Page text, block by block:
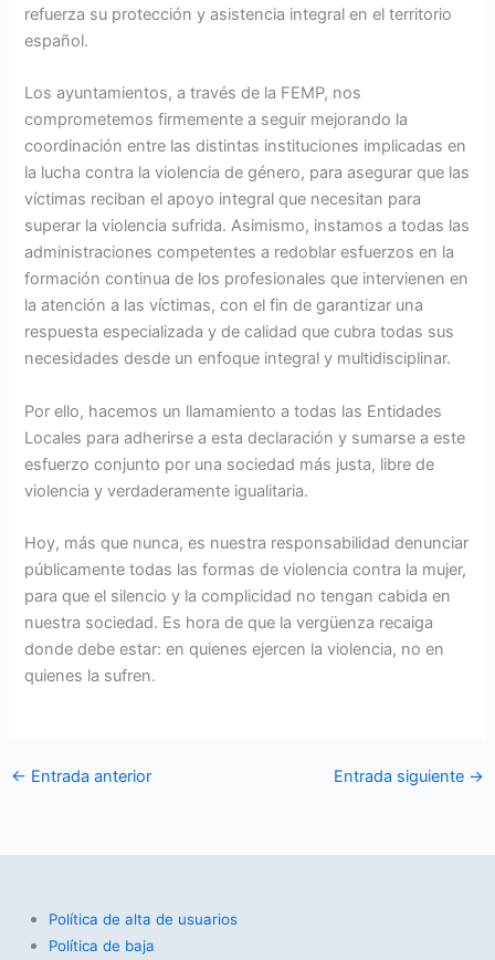
refuerza su protección y asistencia integral en el territorio
español.
Los ayuntamientos, a través de la FEMP, nos
comprometemos firmemente a seguir mejorando la
coordinación entre las distintas instituciones implicadas en
la lucha contra la violencia de género, para asegurar que las
víctimas reciban el apoyo integral que necesitan para
superar la violencia sufrida. Asimismo, instamos a todas las
administraciones competentes a redoblar esfuerzos en la
formación continua de los profesionales que intervienen en
la atención a las víctimas, con el fin de garantizar una
respuesta especializada y de calidad que cubra todas sus
necesidades desde un enfoque integral y multidisciplinar.
Por ello, hacemos un llamamiento a todas las Entidades
Locales para adherirse a esta declaración y sumarse a este
esfuerzo conjunto por una sociedad más justa, libre de
violencia y verdaderamente igualitaria.
Hoy, más que nunca, es nuestra responsabilidad denunciar
públicamente todas las formas de violencia contra la mujer,
para que el silencio y la complicidad no tengan cabida en
nuestra sociedad. Es hora de que la vergüenza recaiga
donde debe estar: en quienes ejercen la violencia, no en
quienes la sufren.
← Entrada anterior Entrada siguiente →
Política de alta de usuarios
Política de baja